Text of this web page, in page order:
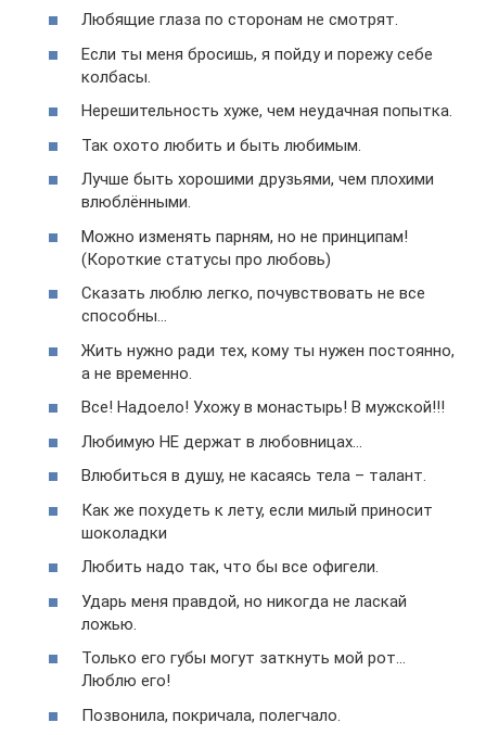
Любящие глаза по сторонам не смотрят.
Если ты меня бросишь, я пойду и порежу себе
колбасы.
Нерешительность хуже, чем неудачная попытка.
Так охото любить и быть любимым.
Лучше быть хорошими друзьями, чем плохими
влюблёнными.
Можно изменять парням, но не принципам!
(Короткие статусы про любовь)
Сказать люблю легко, почувствовать не все
способны…
Жить нужно ради тех, кому ты нужен постоянно,
а не временно.
Все! Надоело! Ухожу в монастырь! В мужской!!!
Любимую НЕ держат в любовницах…
Влюбиться в душу, не касаясь тела – талант.
Как же похудеть к лету, если милый приносит
шоколадки
Любить надо так, что бы все офигели.
Ударь меня правдой, но никогда не ласкай
ложью.
Только его губы могут заткнуть мой рот…
Люблю его!
Позвонила, покричала, полегчало.